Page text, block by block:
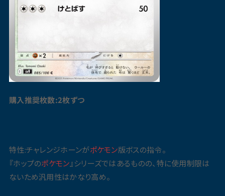
購入推奨枚数:2枚ずつ
特性:チャレンジホーンがポケモン版ボスの指令。
『ホップのポケモン』シリーズではあるものの、特に使用制限は
ないため汎用性はかなり高め。